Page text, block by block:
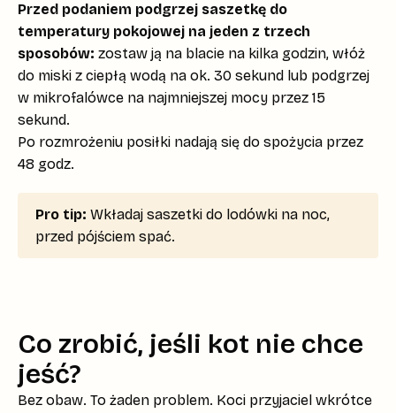
Przed podaniem podgrzej saszetkę do
temperatury pokojowej na jeden z trzech
sposobów: zostaw ją na blacie na kilka godzin, włóż
do miski z ciepłą wodą na ok. 30 sekund lub podgrzej
w mikrofalówce na najmniejszej mocy przez 15
sekund.
Po rozmrożeniu posiłki nadają się do spożycia przez
48 godz.
Pro tip: Wkładaj saszetki do lodówki na noc,
przed pójściem spać.
Co zrobić, jeśli kot nie chce
jeść?
Bez obaw. To żaden problem. Koci przyjaciel wkrótce